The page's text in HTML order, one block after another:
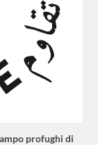
profughi di